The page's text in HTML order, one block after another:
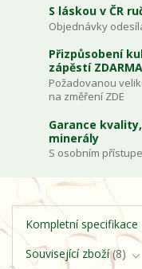
S láskou v ČR
Objednávky
Přizpůsobení
zápěstí ZDARMA
Požadovanou
na změření ZDE
Garance
minerály
S osobním
Kompletní specifikace
Související zboží 8